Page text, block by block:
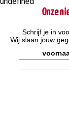
Onze
Schrijf je in
Wij slaan jouw